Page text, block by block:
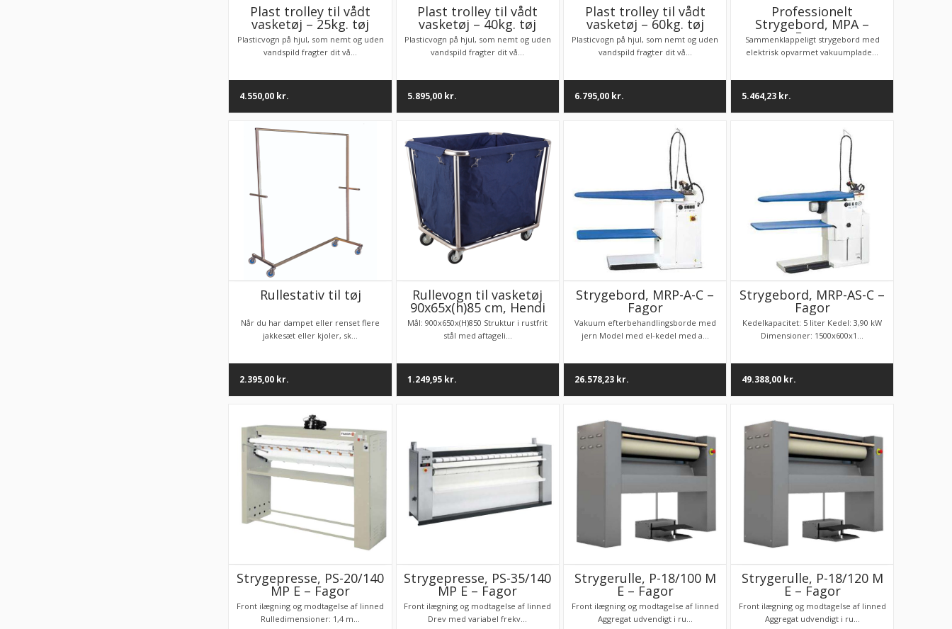
Plast trolley til vådt
vasketøj – 25kg. tøj
Plasticvogn på hjul, som nemt og uden
vandspild fragter dit vå...
4.550,00 kr.
Plast trolley til vådt
vasketøj – 40kg. tøj
Plasticvogn på hjul, som nemt og uden
vandspild fragter dit vå...
5.895,00 kr.
Plast trolley til vådt
vasketøj – 60kg. tøj
Plasticvogn på hjul, som nemt og uden
vandspild fragter dit vå...
6.795,00 kr.
Professionelt
Strygebord, MPA –
Fagor
Sammenklappeligt strygebord med
elektrisk opvarmet vakuumplade...
5.464,23 kr.
Rullestativ til tøj
Når du har dampet eller renset flere
jakkesæt eller kjoler, sk...
2.395,00 kr.
Rullevogn til vasketøj
90x65x(h)85 cm, Hendi
Mål: 900x650x(H)850 Struktur i rustfrit
stål med aftageli...
1.249,95 kr.
Strygebord, MRP-A-C –
Fagor
Vakuum efterbehandlingsborde med
jern Model med el-kedel med a...
26.578,23 kr.
Strygebord, MRP-AS-C –
Fagor
Kedelkapacitet: 5 liter Kedel: 3,90 kW
Dimensioner: 1500x600x1...
49.388,00 kr.
Strygepresse, PS-20/140
MP E – Fagor
Front ilægning og modtagelse af linned
Rulledimensioner: 1,4 m...
Strygepresse, PS-35/140
MP E – Fagor
Front ilægning og modtagelse af linned
Drev med variabel frekv...
Strygerulle, P-18/100 M
E – Fagor
Front ilægning og modtagelse af linned
Aggregat udvendigt i ru...
Strygerulle, P-18/120 M
E – Fagor
Front ilægning og modtagelse af linned
Aggregat udvendigt i ru...